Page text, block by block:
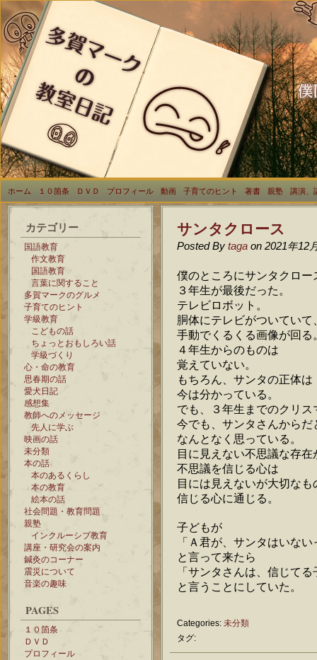
ホーム １０箇条 ＤＶＤ プロフィール 動画 子育てのヒント 著書 親塾 講演、
カテゴリー
国語教育
作文教育
国語教育
言葉に関すること
多賀マークのグルメ
子育てのヒント
学級教育
こどもの話
ちょっとおもしろい話
学級づくり
心・命の教育
思春期の話
愛犬日記
感想集
教師へのメッセージ
先人に学ぶ
映画の話
未分類
本の話
本のあるくらし
本の教育
絵本の話
社会問題・教育問題
親塾
インクルーシブ教育
講座・研究会の案内
鍼灸のコーナー
震災について
音楽の趣味
PAGES
１０箇条
ＤＶＤ
プロフィール
サンタクロース
Posted By taga on 2021年12
僕のところにサンタクロー
３年生が最後だった。
テレビロボット。
胴体にテレビがついていて
手動でくるくる画像が回る
４年生からのものは
覚えていない。
もちろん、サンタの正体は
今は分かっている。
でも、３年生までのクリ
今でも、サンタさんからだ
なんとなく思っている。
目に見えない不思議な存
不思議を信じる心は
目には見えないが大切なも
信じる心に通じる。
子どもが
「Ａ君が、サンタはいな
と言って来たら
「サンタさんは、信じて
と言うことにしていた。
Categories: 未分類
タグ: